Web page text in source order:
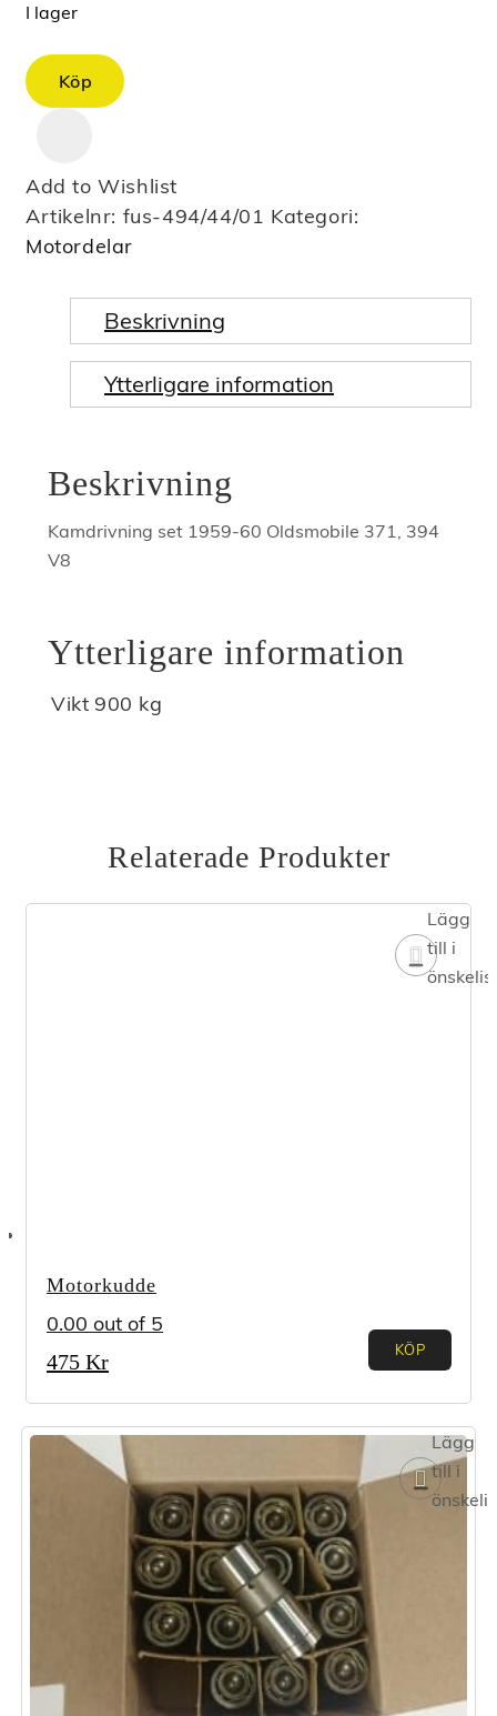
I lager
Kamdrivning
set
V8
mängd
Köp
Add to Wishlist
Artikelnr: fus-494/44/01 Kategori:
Motordelar
Beskrivning
Ytterligare information
Beskrivning
Kamdrivning set 1959-60 Oldsmobile 371, 394
V8
Ytterligare information
Vikt 900 kg
Relaterade Produkter
Motorkudde
0.00 out of 5
475 Kr
Lägg
till i
KÖP
Lägg
till i